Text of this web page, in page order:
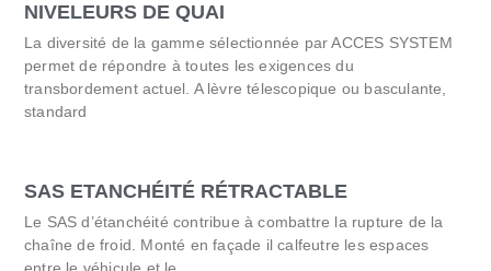
NIVELEURS DE QUAI
La diversité de la gamme sélectionnée par ACCES SYSTEM
permet de répondre à toutes les exigences du
transbordement actuel. A lèvre télescopique ou basculante,
standard
SAS ETANCHÉITÉ RÉTRACTABLE
Le SAS d’étanchéité contribue à combattre la rupture de la
chaîne de froid. Monté en façade il calfeutre les espaces